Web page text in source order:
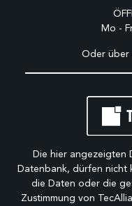
Mo -
Oder über
Die hier angezeigten
Datenbank, dürfen nicht
die Daten oder die
Zustimmung von